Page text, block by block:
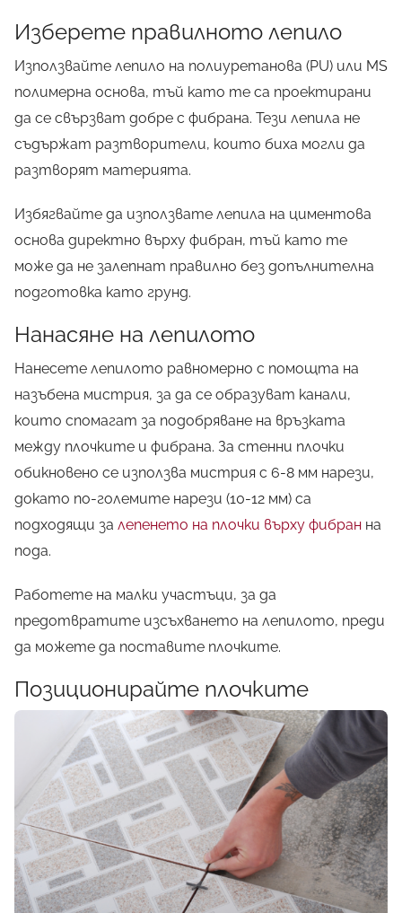
Изберете правилното лепило
Използвайте лепило на полиуретанова (PU) или MS
полимерна основа, тъй като те са проектирани
да се свързват добре с фибрана. Тези лепила не
съдържат разтворители, които биха могли да
разтворят материята.
Избягвайте да използвате лепила на циментова
основа директно върху фибран, тъй като те
може да не залепнат правилно без допълнителна
подготовка като грунд.
Нанасяне на лепилото
Нанесете лепилото равномерно с помощта на
назъбена мистрия, за да се образуват канали,
които спомагат за подобряване на връзката
между плочките и фибрана. За стенни плочки
обикновено се използва мистрия с 6-8 мм нарези,
докато по-големите нарези (10-12 мм) са
подходящи за лепенето на плочки върху фибран на
пода.
Работете на малки участъци, за да
предотвратите изсъхването на лепилото, преди
да можете да поставите плочките.
Позиционирайте плочките